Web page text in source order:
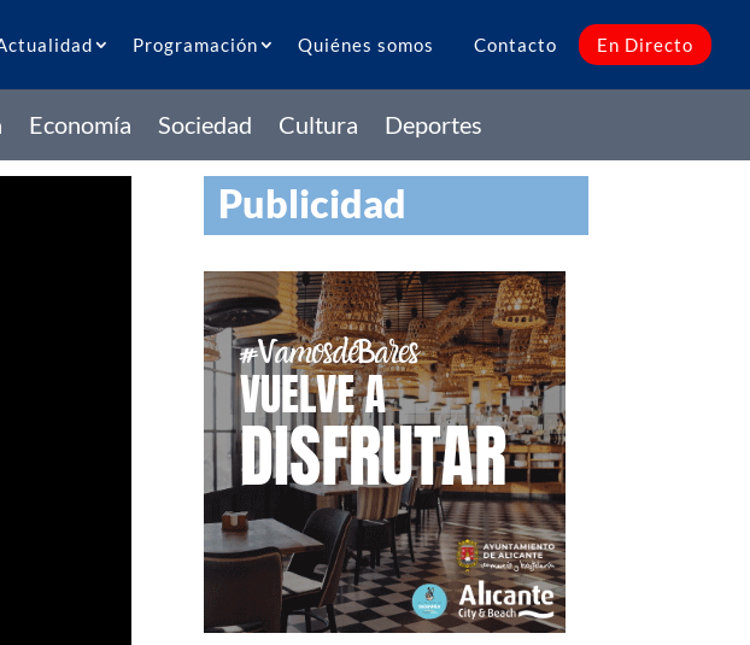
Programación Quiénes somos Contacto En Directo
Economía Sociedad Cultura Deportes
Publicidad